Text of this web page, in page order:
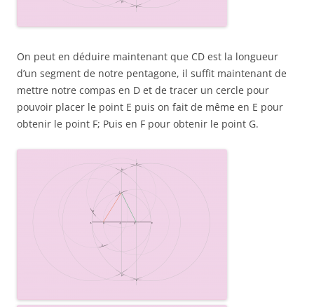
On peut en déduire maintenant que CD est la longueur
d’un segment de notre pentagone, il suffit maintenant de
mettre notre compas en D et de tracer un cercle pour
pouvoir placer le point E puis on fait de même en E pour
obtenir le point F; Puis en F pour obtenir le point G.